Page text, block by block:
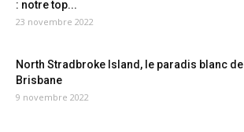
: notre top...
23 novembre 2022
North Stradbroke Island, le paradis blanc de
Brisbane
9 novembre 2022